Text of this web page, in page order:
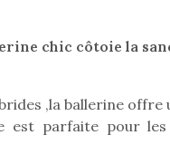
chic côtoie la
,la ballerine
parfaite pour